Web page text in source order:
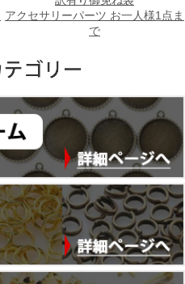
アクセサリーパーツ お一人様1点ま
で